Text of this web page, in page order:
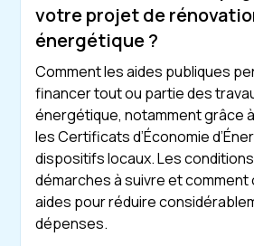
votre projet de
énergétique ?
Comment les aides publiques
financer tout ou partie des
énergétique, notamment grâce à
les Certificats d’Économie
dispositifs locaux. Les conditions
démarches à suivre et
aides pour réduire
dépenses.